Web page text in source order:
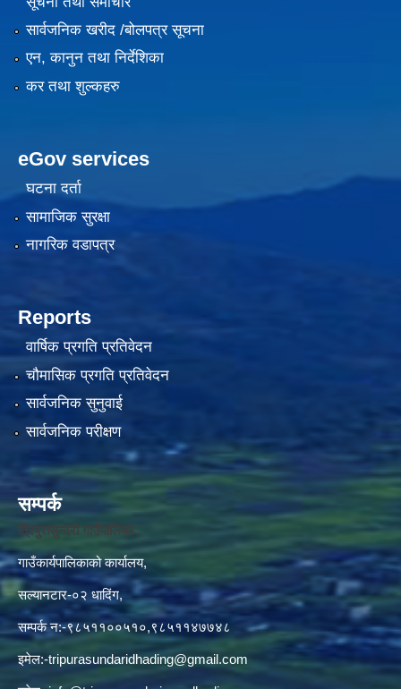
सार्वजनिक खरीद /बोलपत्र सूचना
एन, कानुन तथा निर्देशिका
कर तथा शुल्कहरु
eGov services
घटना दर्ता
सामाजिक सुरक्षा
नागरिक वडापत्र
Reports
वार्षिक प्रगति प्रतिवेदन
चौमासिक प्रगति प्रतिवेदन
सार्वजनिक सुनुवाई
सार्वजनिक परीक्षण
सम्पर्क
त्रिपुरासुन्दरी गाउँपालिका ,
गाउँकार्यपालिकाको कार्यालय,
सल्यानटार-०२ धादिंग,
सम्पर्क न:-९८५११००५१०,९८५११४७७४८
इमेल:-tripurasundaridhading@gmail.com